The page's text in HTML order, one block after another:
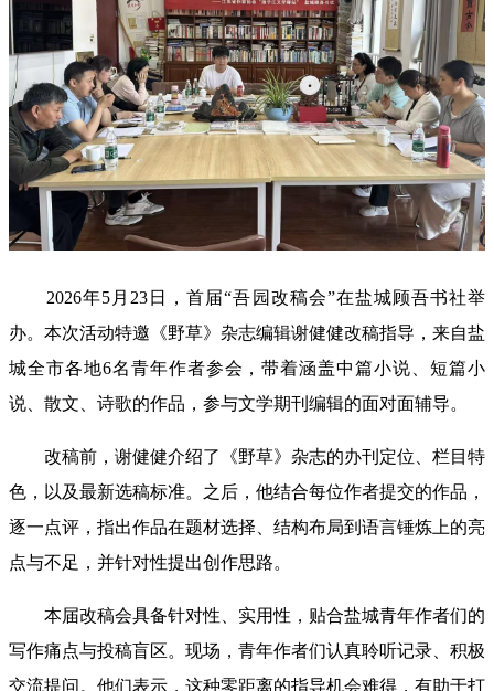
2026年5月23日，首届“吾园改稿会”在盐城顾吾书社举
办。本次活动特邀《野草》杂志编辑谢健健改稿指导，来自盐
城全市各地6名青年作者参会，带着涵盖中篇小说、短篇小
说、散文、诗歌的作品，参与文学期刊编辑的面对面辅导。
改稿前，谢健健介绍了《野草》杂志的办刊定位、栏目特
色，以及最新选稿标准。之后，他结合每位作者提交的作品，
逐一点评，指出作品在题材选择、结构布局到语言锤炼 上的亮
点与不足，并针对性提出创作思路。
本届改稿会具备针对性、实用性，贴合盐城青年作者们的
写作痛点与投稿盲区。 现场 ， 青年作者们认真聆听记录、积极
交流提问 。 他们表示，这种零距离的指导机会难得，有助于打